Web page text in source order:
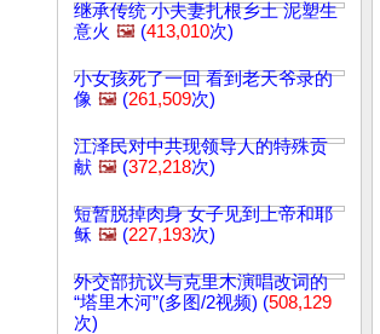
继承传统 小夫妻扎根乡土 泥塑生
意火 🖼️ (413,010次)
小女孩死了一回 看到老天爷录的
像 🖼️ (261,509次)
江泽民对中共现领导人的特殊贡
献 🖼️ (372,218次)
短暂脱掉肉身 女子见到上帝和耶
稣 🖼️ (227,193次)
外交部抗议与克里木演唱改词的
“塔里木河”(多图/2视频) (508,129
次)